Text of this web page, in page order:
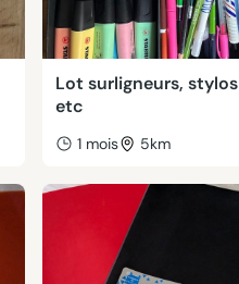
Lot surligneurs, stylos
etc
1 mois 5km